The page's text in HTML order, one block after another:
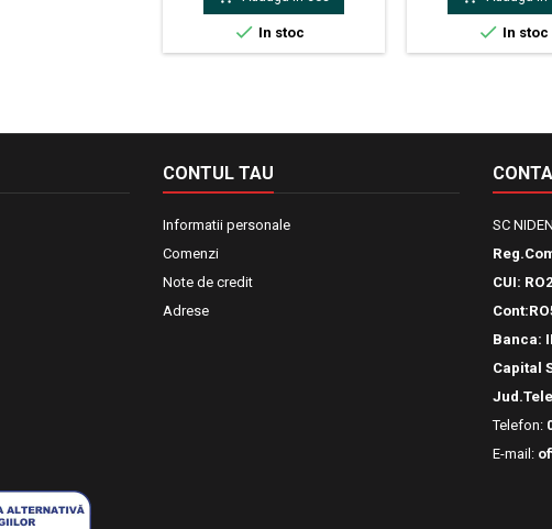
 In stoc  In stoc
CONTUL TAU
Informatii personale
Comenzi
Note de credit
Adrese
SC
CUI:
Banca:
Capital
Telefon:
E-mail: